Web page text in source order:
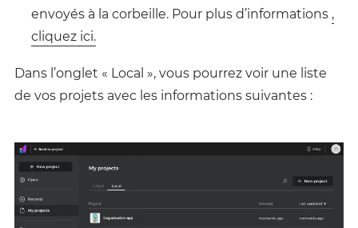
envoyés à la corbeille. Pour plus d’informations ,
cliquez ici.
Dans l’onglet « Local », vous pourrez voir une liste
de vos projets avec les informations suivantes :